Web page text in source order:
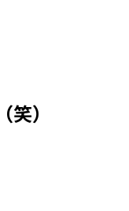
（笑）